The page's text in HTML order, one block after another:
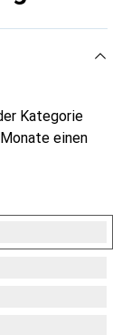
Kategorie
einen